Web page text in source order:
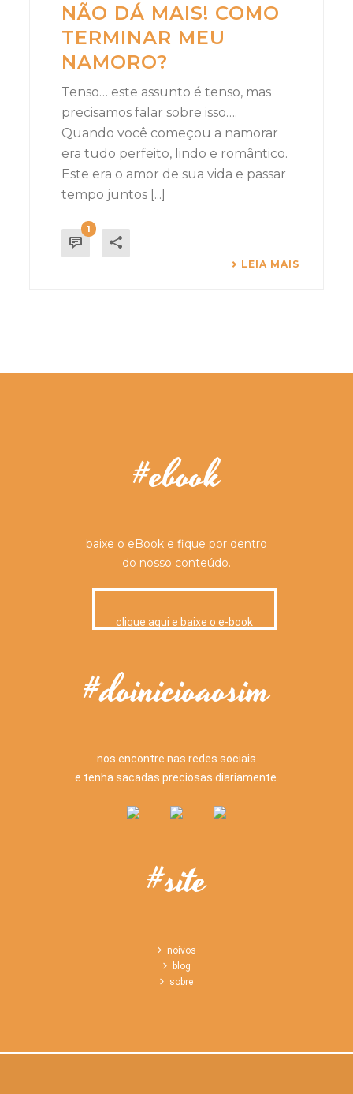
NÃO DÁ MAIS! COMO
TERMINAR MEU
NAMORO?
Tenso… este assunto é tenso, mas
precisamos falar sobre isso….
Quando você começou a namorar
era tudo perfeito, lindo e romântico.
Este era o amor de sua vida e passar
tempo juntos [...]
1
LEIA MAIS
#ebook
baixe o eBook e fique por dentro
do nosso conteúdo.
clique aqui e baixe o e-book
#doinicioaosim
nos encontre nas redes sociais
e tenha sacadas preciosas diariamente.
#site
noivos
blog
sobre